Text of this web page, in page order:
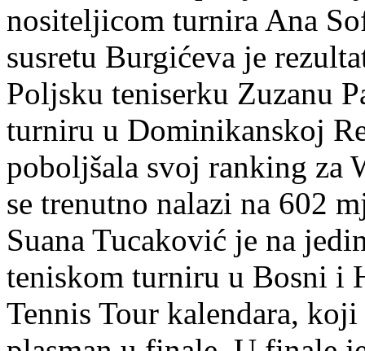
nositeljicom turnira Ana
susretu Burgićeva je
Poljsku teniserku Zuzanu
turniru u Dominikanskoj
poboljšala svoj ranking za
se trenutno nalazi na 602
Suana Tucaković je na
teniskom turniru u Bosni i
Tennis Tour kalendara,